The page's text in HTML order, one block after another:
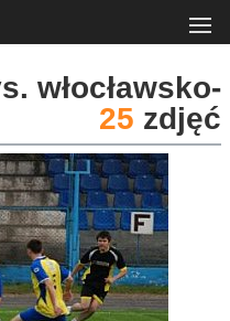
włocławsko-
25 zdjęć